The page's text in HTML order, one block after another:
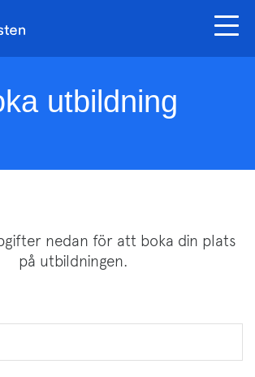
utbildning
nedan för att boka din plats
på utbildningen.